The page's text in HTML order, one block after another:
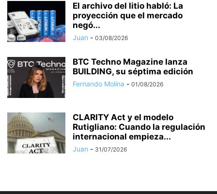
El archivo del litio habló: La
proyección que el mercado
negó...
Juan - 03/08/2026
BTC Techno Magazine lanza
BUILDING, su séptima edición
Fernando Molina - 01/08/2026
CLARITY Act y el modelo
Rutigliano: Cuando la regulación
internacional empieza...
Juan - 31/07/2026